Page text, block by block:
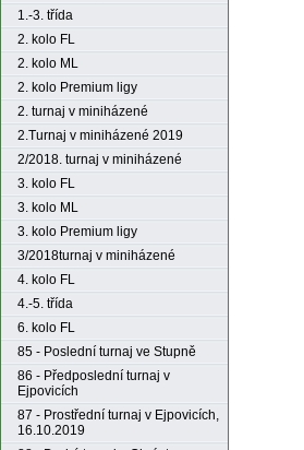
1.-3. třída
2. kolo FL
2. kolo ML
2. kolo Premium ligy
2. turnaj v miniházené
2.Turnaj v miniházené 2019
2/2018. turnaj v miniházené
3. kolo FL
3. kolo ML
3. kolo Premium ligy
3/2018turnaj v miniházené
4. kolo FL
4.-5. třída
6. kolo FL
85 - Poslední turnaj ve Stupně
86 - Předposlední turnaj v
Ejpovicích
87 - Prostřední turnaj v Ejpovicích,
16.10.2019